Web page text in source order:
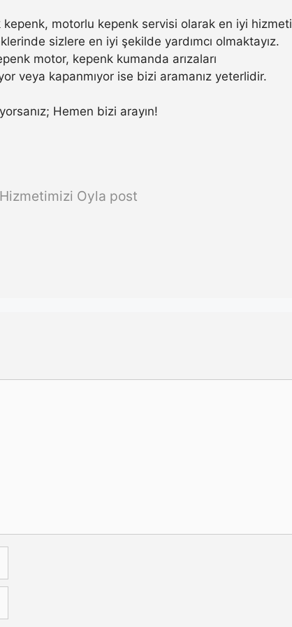
motorlu kepenk servisi olarak en iyi hizmeti
sizlere en iyi şekilde yardımcı olmaktayız.
motor, kepenk kumanda arızaları
veya kapanmıyor ise bizi aramanız yeterlidir.
Hemen bizi arayın!
Hizmetimizi Oyla post